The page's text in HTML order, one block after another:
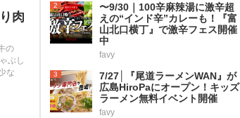
肉
の
ぶし
な
2
〜9/30｜100辛麻辣湯に激辛超
えの“インド辛”カレーも！『富
山北口横丁』で激辛フェス開催
中
favy
3
7/27│『尾道ラーメンWAN』が
広島HiroPaにオープン！キッズ
ラーメン無料イベント開催
favy